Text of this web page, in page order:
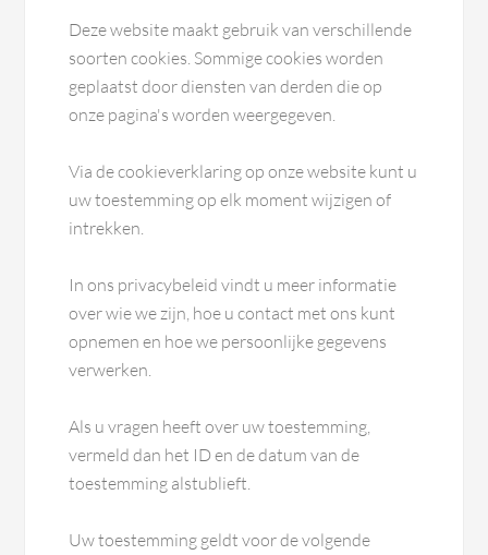
Deze website maakt gebruik van verschillende
soorten cookies. Sommige cookies worden
geplaatst door diensten van derden die op
onze pagina's worden weergegeven.
Via de cookieverklaring op onze website kunt u
uw toestemming op elk moment wijzigen of
intrekken.
In ons privacybeleid vindt u meer informatie
over wie we zijn, hoe u contact met ons kunt
opnemen en hoe we persoonlijke gegevens
verwerken.
Als u vragen heeft over uw toestemming,
vermeld dan het ID en de datum van de
toestemming alstublieft.
Uw toestemming geldt voor de volgende